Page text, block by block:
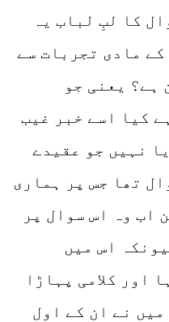
کا لبِ لباب یہ
مادی تجربات سے
ہے؟ یعنی جو
کیا اسے خبر غیب
نہیں جو عقیدے
تھا جس پر ہماری
اب وہ اس سوال پر
اس میں
اور کلامی پہاڑا
نے ان کے اول